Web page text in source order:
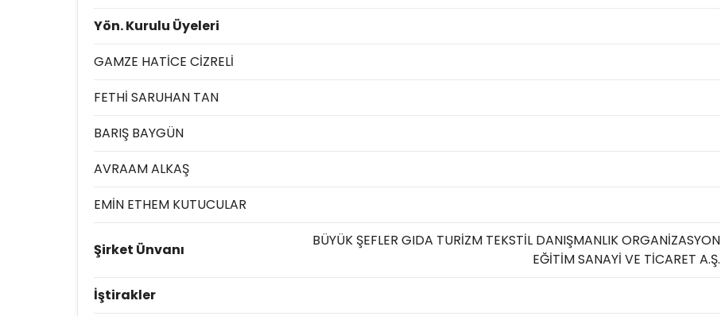
Yön. Kurulu Üyeleri
GAMZE HATİCE CİZRELİ
FETHİ SARUHAN TAN
BARIŞ BAYGÜN
AVRAAM ALKAŞ
EMİN ETHEM KUTUCULAR
Şirket Ünvanı
BÜYÜK ŞEFLER GIDA TURİZM TEKSTİL DANIŞMANLIK ORGANİZASYON
EĞİTİM SANAYİ VE TİCARET A.Ş.
İştirakler